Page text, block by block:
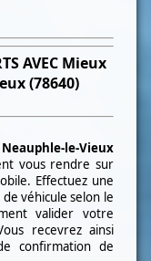
AVEC Mieux
(78640)
Neauphle-le-Vieux
vous rendre sur
Effectuez une
véhicule selon le
valider votre
recevrez ainsi
confirmation de